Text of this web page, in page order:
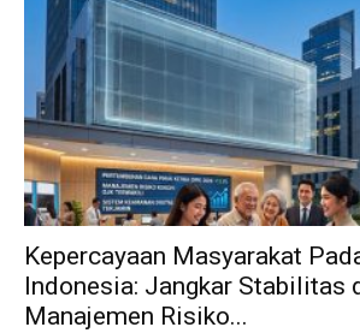
Kepercayaan Masyarakat
Indonesia: Jangkar Stabilitas
Manajemen Risiko...